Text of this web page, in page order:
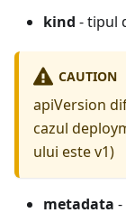
kind - tipul
CAUTION
apiVersion
cazul
ului este v1)
metadata